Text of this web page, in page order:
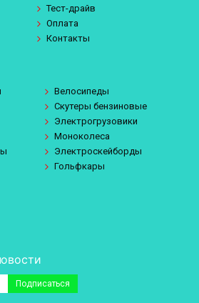
Тест-драйв
Оплата
Контакты
Велосипеды
Скутеры бензиновые
Электрогрузовики
Моноколеса
Электроскейборды
Гольфкары
Подписаться